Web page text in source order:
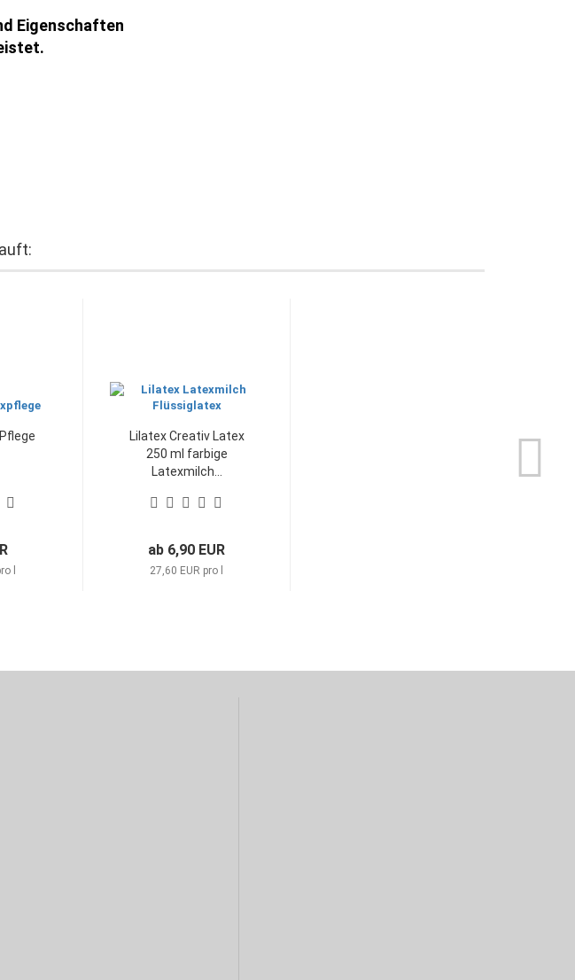
Eigenschaften
l
Lilatex Creativ Latex
250 ml farbige
Latexmilch...
ab 6,90 EUR
27,60 EUR pro l